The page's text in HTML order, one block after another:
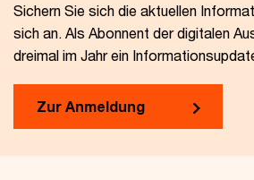
Sichern Sie sich die aktuellen
sich an. Als Abonnent der digitalen
dreimal im Jahr ein
Zur Anmeldung